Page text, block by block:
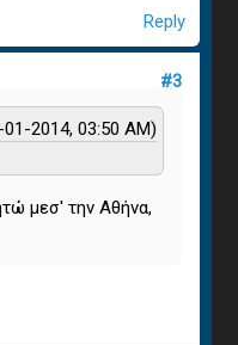
Reply
#3
2014, 03:50 AM)
μεσ' την Αθήνα,